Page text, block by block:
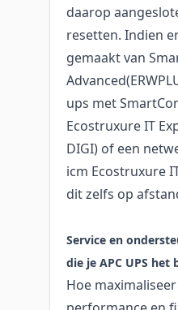
daarop
resetten. Indien
gemaakt van
ups met
Ecostruxure IT
DIGI) of een
icm Ecostruxure
dit zelfs op
Service en
die je APC UPS het
Hoe maximaliseer